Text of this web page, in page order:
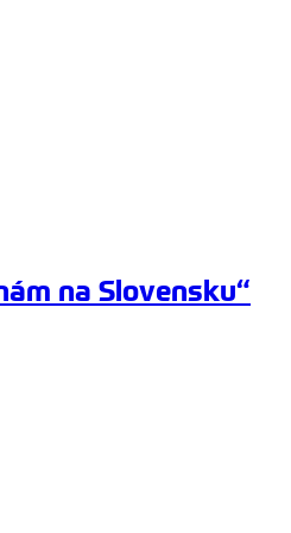
na Slovensku“